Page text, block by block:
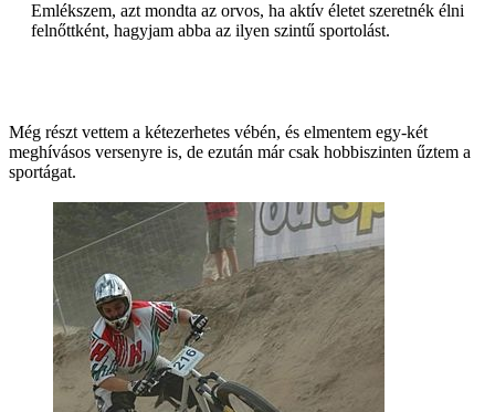
Emlékszem, azt mondta az orvos, ha aktív életet szeretnék élni
felnőttként, hagyjam abba az ilyen szintű sportolást.
Még részt vettem a kétezerhetes vébén, és elmentem egy-két
meghívásos versenyre is, de ezután már csak hobbiszinten űztem a
sportágat.